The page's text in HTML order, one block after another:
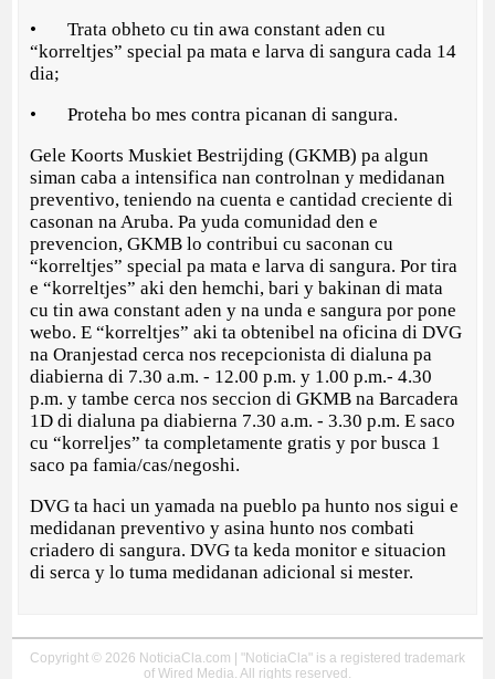
• Trata obheto cu tin awa constant aden cu
“korreltjes” special pa mata e larva di sangura cada 14
dia;
• Proteha bo mes contra picanan di sangura.
Gele Koorts Muskiet Bestrijding (GKMB) pa algun
siman caba a intensifica nan controlnan y medidanan
preventivo, teniendo na cuenta e cantidad creciente di
casonan na Aruba. Pa yuda comunidad den e
prevencion, GKMB lo contribui cu saconan cu
“korreltjes” special pa mata e larva di sangura. Por tira
e “korreltjes” aki den hemchi, bari y bakinan di mata
cu tin awa constant aden y na unda e sangura por pone
webo. E “korreltjes” aki ta obtenibel na oficina di DVG
na Oranjestad cerca nos recepcionista di dialuna pa
diabierna di 7.30 a.m. - 12.00 p.m. y 1.00 p.m.- 4.30
p.m. y tambe cerca nos seccion di GKMB na Barcadera
1D di dialuna pa diabierna 7.30 a.m. - 3.30 p.m. E saco
cu “korreljes” ta completamente gratis y por busca 1
saco pa famia/cas/negoshi.
DVG ta haci un yamada na pueblo pa hunto nos sigui e
medidanan preventivo y asina hunto nos combati
criadero di sangura. DVG ta keda monitor e situacion
di serca y lo tuma medidanan adicional si mester.
Copyright © 2026 NoticiaCla.com | "NoticiaCla" is a registered trademark
of Wired Media. All rights reserved.